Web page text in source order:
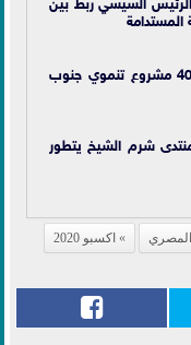
المستدامة
اليونيفيل : نفذنا أكثر من 400 مشروع تنموي جنوب
شرم الشيخ يتطور
اكسبو 2020